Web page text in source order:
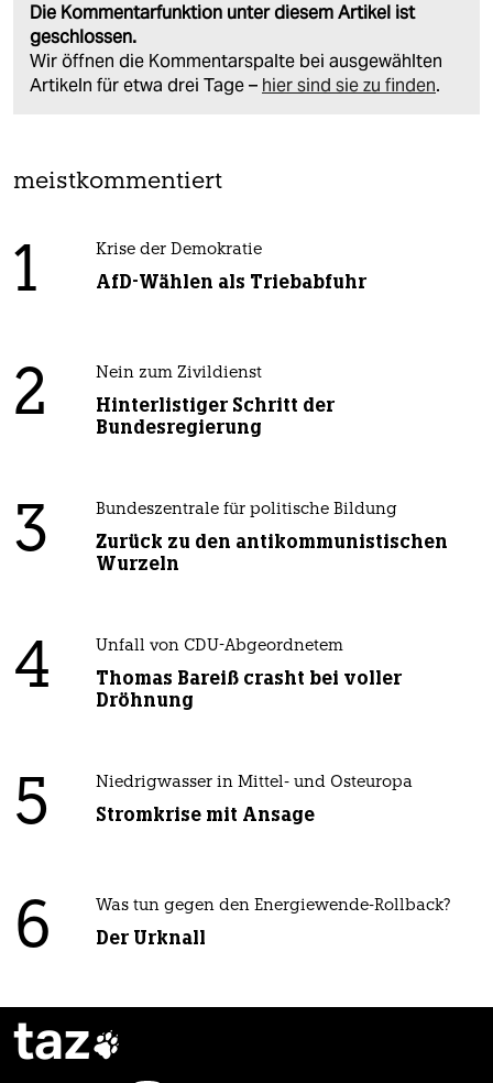
Die Kommentarfunktion unter diesem Artikel ist
geschlossen.
Wir öffnen die Kommentarspalte bei ausgewählten
Artikeln für etwa drei Tage – hier sind sie zu finden.
meistkommentiert
1 Krise der Demokratie
AfD-Wählen als Triebabfuhr
2 Nein zum Zivildienst
Hinterlistiger Schritt der
Bundesregierung
3 Bundeszentrale für politische Bildung
Zurück zu den antikommunistischen
Wurzeln
4 Unfall von CDU-Abgeordnetem
Thomas Bareiß crasht bei voller
Dröhnung
5 Niedrigwasser in Mittel- und Osteuropa
Stromkrise mit Ansage
6 Was tun gegen den Energiewende-Rollback?
Der Urknall
taz